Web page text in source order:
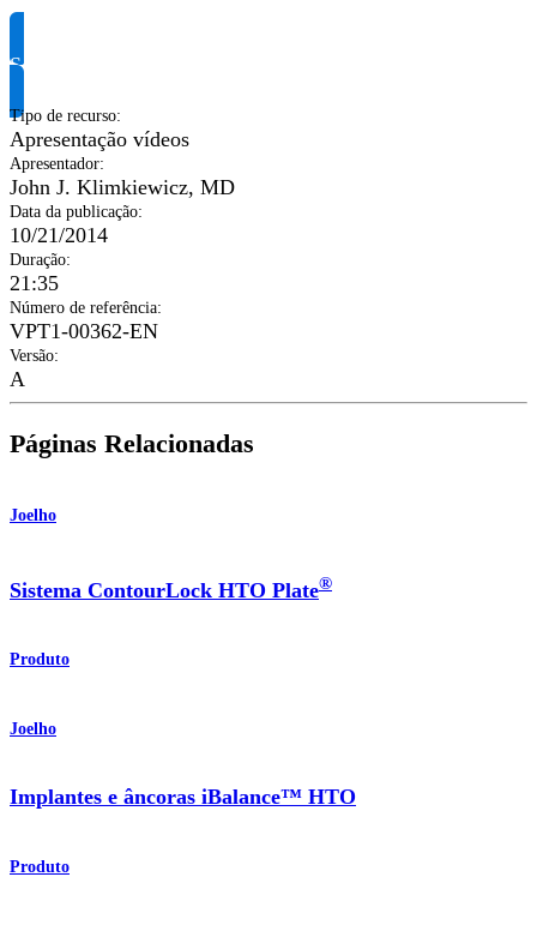
Solicite informação do produto
Tipo de recurso:
Apresentação vídeos
Apresentador:
John J. Klimkiewicz, MD
Data da publicação:
10/21/2014
Duração:
21:35
Número de referência:
VPT1-00362-EN
Versão:
A
Páginas Relacionadas
Joelho
Sistema ContourLock HTO Plate®
Produto
Joelho
Implantes e âncoras iBalance™ HTO
Produto